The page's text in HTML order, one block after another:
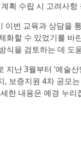
획 수립 시 고려사항
이번 교육과 상담을
화할 수 있었기를 바
식을 검토하는 데 도
난 3월부터 ‘예술
보증지원 4차 공모
한 내용은 예경 누리